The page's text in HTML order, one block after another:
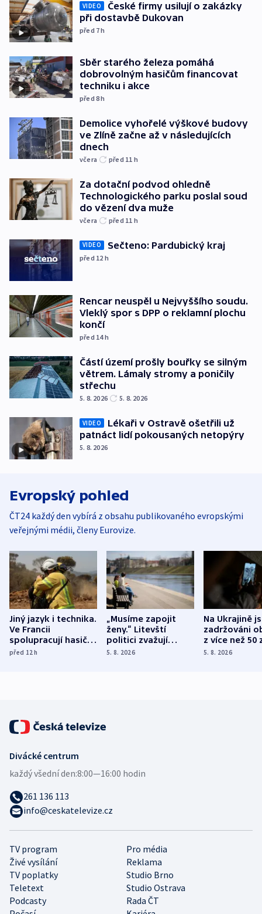
VIDEO
České firmy usilují o zakázky
při dostavbě Dukovan
před 7h
Sběr starého železa pomáhá
dobrovolným hasičům financovat
techniku i akce
před 8h
Demolice vyhořelé výškové budovy
ve Zlíně začne až v následujících
dnech
včera před 11 h
Za dotační podvod ohledně
Technologického parku poslal soud
do vězení dva muže
včera před 11 h
VIDEO Sečteno: Pardubický kraj
před 12 h
Rencar neuspěl u Nejvyššího soudu.
Vleklý spor s DPP o reklamní plochu
končí
před 14h
Částí území prošly bouřky se silným
větrem. Lámaly stromy a poničily
střechu
5. 8. 2026 5. 8. 2026
VIDEO
Lékaři v Ostravě ošetřili už
patnáct lidí pokousaných netopýry
5. 8. 2026
Evropský pohled
ČT24 každý den vybírá z obsahu publikovaného evropskými
veřejnými médii, členy Eurovize.
Jiný jazyk i technika.
Ve Francii
spolupracují hasiči z
různých zemí
před 12h
„Musíme zapojit
ženy.“ Litevští
politici zvažují
dohodu o
5. 8. 2026
Na Ukrajině
zadržováni
z více než 50
Bojovali na
5. 8. 2026
TV program
Pro média
Živé vysílání
Reklama
TV poplatky
Studio Brno
Teletext
Studio Ostrava
Podcasty
Rada ČT
Divácké centrum
každý všední den:8:00—16:00 hodin
261 136 113
info@ceskatelevize.cz